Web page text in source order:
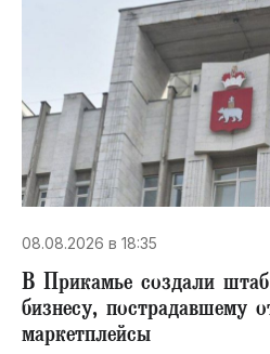
08.08.2026 в 18:35
В Прикамье создали
бизнесу, пострадавшему
маркетплейсы